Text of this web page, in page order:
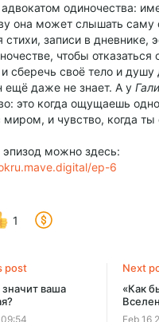
одиночества:
она может слышать саму
записи в дневнике,
чтобы отказаться
сберечь своё тело и
ещё даже не знает. А у
это когда ощущаешь
миром, и чувство, когда ты
эпизод можно здесь:
ep-6
1
post
значит ваша
Next
«Как
Feb 16